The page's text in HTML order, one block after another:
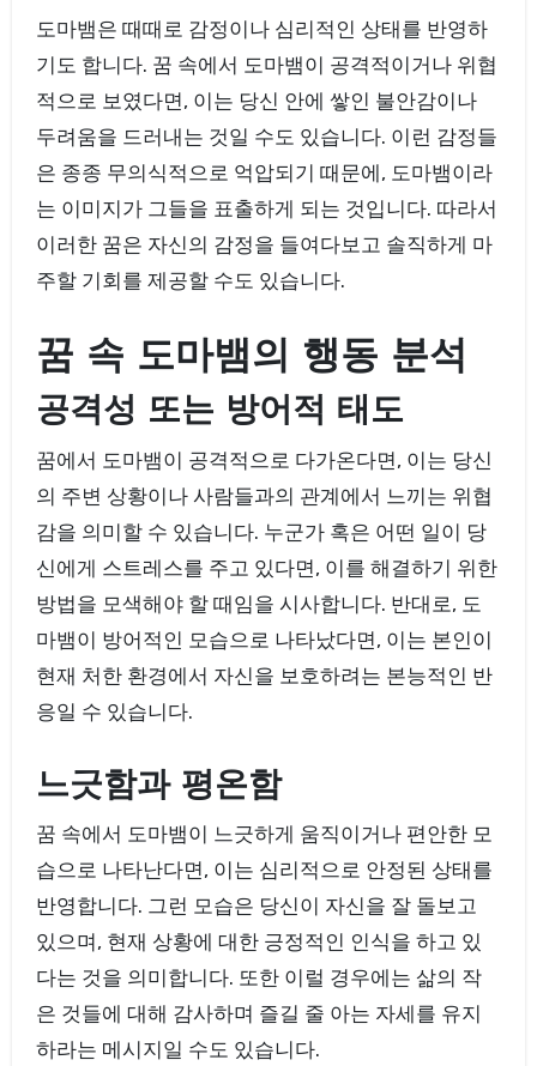
도마뱀은 때때로 감정이나 심리적인 상태를 반영하
기도 합니다. 꿈 속에서 도마뱀이 공격적이거나 위협
적으로 보였다면, 이는 당신 안에 쌓인 불안감이나
두려움을 드러내는 것일 수도 있습니다. 이런 감정들
은 종종 무의식적으로 억압되기 때문에, 도마뱀이라
는 이미지가 그들을 표출하게 되는 것입니다. 따라서
이러한 꿈은 자신의 감정을 들여다보고 솔직하게 마
주할 기회를 제공할 수도 있습니다.
꿈 속 도마뱀의 행동 분석
공격성 또는 방어적 태도
꿈에서 도마뱀이 공격적으로 다가온다면, 이는 당신
의 주변 상황이나 사람들과의 관계에서 느끼는 위협
감을 의미할 수 있습니다. 누군가 혹은 어떤 일이 당
신에게 스트레스를 주고 있다면, 이를 해결하기 위한
방법을 모색해야 할 때임을 시사합니다. 반대로, 도
마뱀이 방어적인 모습으로 나타났다면, 이는 본인이
현재 처한 환경에서 자신을 보호하려는 본능적인 반
응일 수 있습니다.
느긋함과 평온함
꿈 속에서 도마뱀이 느긋하게 움직이거나 편안한 모
습으로 나타난다면, 이는 심리적으로 안정된 상태를
반영합니다. 그런 모습은 당신이 자신을 잘 돌보고
있으며, 현재 상황에 대한 긍정적인 인식을 하고 있
다는 것을 의미합니다. 또한 이럴 경우에는 삶의 작
은 것들에 대해 감사하며 즐길 줄 아는 자세를 유지
하라는 메시지일 수도 있습니다.